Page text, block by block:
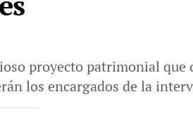
proyecto patrimonial que
los encargados de la